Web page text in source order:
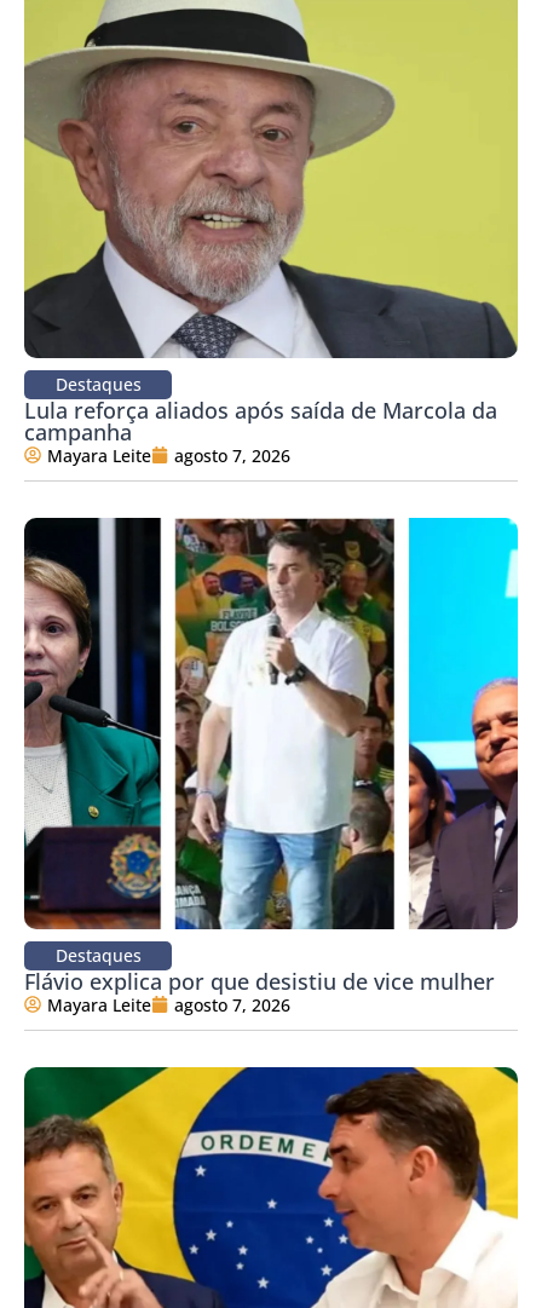
Destaques
Lula reforça aliados após saída de Marcola da
campanha
Mayara Leite agosto 7, 2026
Destaques
Flávio explica por que desistiu de vice mulher
Mayara Leite agosto 7, 2026